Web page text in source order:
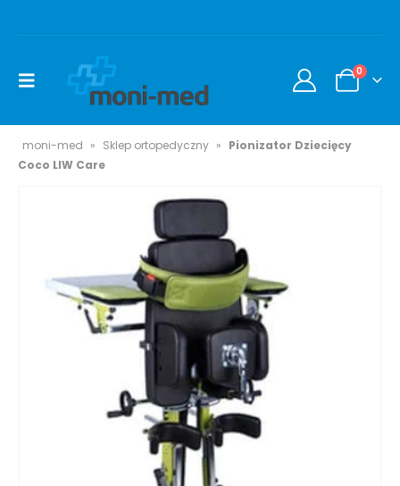
0
moni-med » Sklep ortopedyczny » Pionizator Dziecięcy
Coco LIW Care